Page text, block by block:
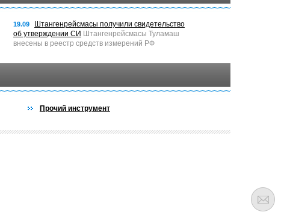
19.09
Штангенрейсмасы получили свидетельство
об утверждении СИ Штангенрейсмасы Туламаш
внесены в реестр средств измерений РФ
Прочий инструмент